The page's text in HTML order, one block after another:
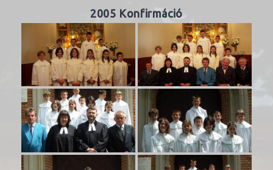
2005 Konfirmáció